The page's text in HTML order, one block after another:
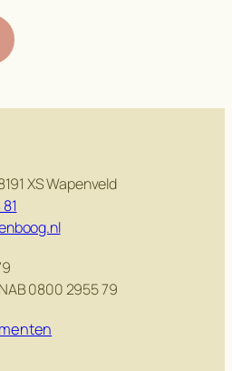
XS Wapenveld
0800 2955 79